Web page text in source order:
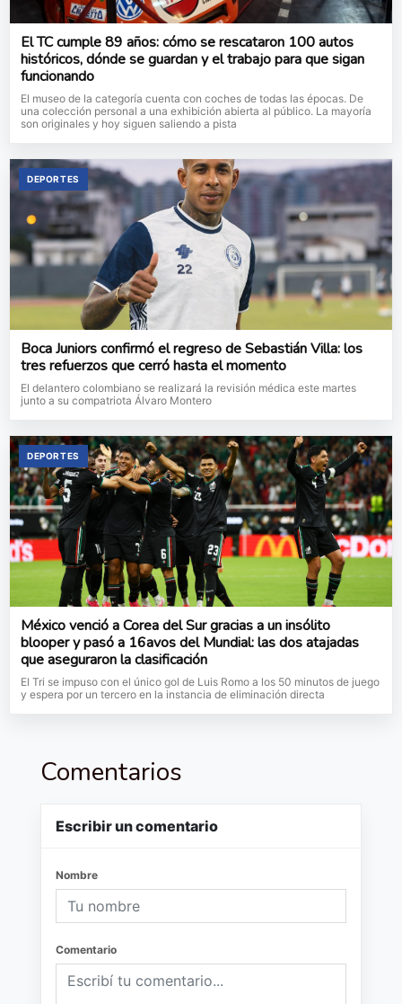
El TC cumple 89 años: cómo se rescataron 100 autos
históricos, dónde se guardan y el trabajo para que sigan
funcionando
El museo de la categoría cuenta con coches de todas las épocas. De
una colección personal a una exhibición abierta al público. La mayoría
son originales y hoy siguen saliendo a pista
DEPORTES
Boca Juniors confirmó el regreso de Sebastián Villa: los
tres refuerzos que cerró hasta el momento
El delantero colombiano se realizará la revisión médica este martes
junto a su compatriota Álvaro Montero
DEPORTES
México venció a Corea del Sur gracias a un insólito
blooper y pasó a 16avos del Mundial: las dos atajadas
que aseguraron la clasificación
El Tri se impuso con el único gol de Luis Romo a los 50 minutos de juego
y espera por un tercero en la instancia de eliminación directa
Comentarios
Escribir un comentario
Nombre
Comentario